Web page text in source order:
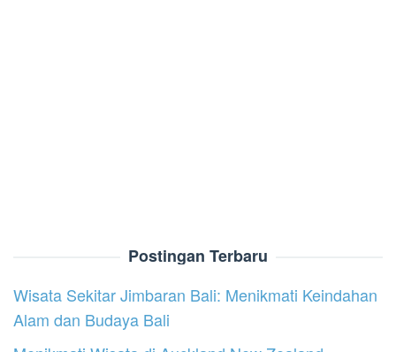
Postingan Terbaru
Wisata Sekitar Jimbaran Bali: Menikmati Keindahan
Alam dan Budaya Bali